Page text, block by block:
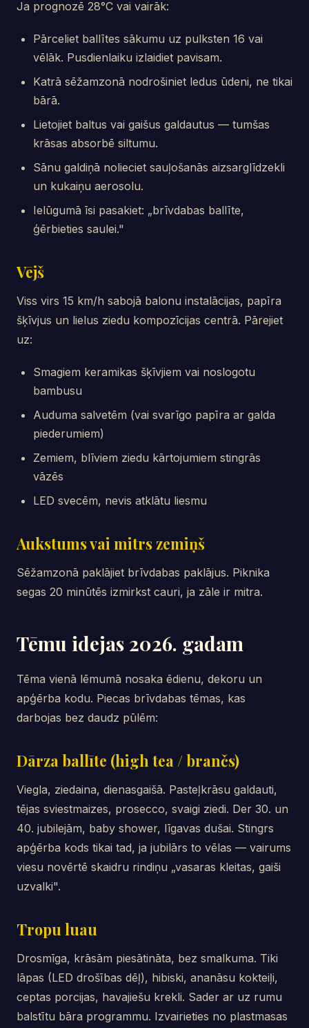
Ja prognozē 28°C vai vairāk:
Pārceliet ballītes sākumu uz pulksten 16 vai
vēlāk. Pusdienlaiku izlaidiet pavisam.
Katrā sēžamzonā nodrošiniet ledus ūdeni, ne tikai
bārā.
Lietojiet baltus vai gaišus galdautus — tumšas
krāsas absorbē siltumu.
Sānu galdiņā nolieciet sauļošanās aizsarglīdzekli
un kukaiņu aerosolu.
Ielūgumā īsi pasakiet: „brīvdabas ballīte,
ģērbieties saulei."
Vējš
Viss virs 15 km/h sabojā balonu instalācijas, papīra
šķīvjus un lielus ziedu kompozīcijas centrā. Pārejiet
uz:
Smagiem keramikas šķīvjiem vai noslogotu
bambusu
Auduma salvetēm (vai svarīgo papīra ar galda
piederumiem)
Zemiem, blīviem ziedu kārtojumiem stingrās
vāzēs
LED svecēm, nevis atklātu liesmu
Aukstums vai mitrs zemiņš
Sēžamzonā paklājiet brīvdabas paklājus. Piknika
segas 20 minūtēs izmirkst cauri, ja zāle ir mitra.
Tēmu idejas 2026. gadam
Tēma vienā lēmumā nosaka ēdienu, dekoru un
apģērba kodu. Piecas brīvdabas tēmas, kas
darbojas bez daudz pūlēm:
Dārza ballīte (high tea / brančs)
Viegla, ziedaina, dienasgaišā. Pasteļkrāsu galdauti,
tējas sviestmaizes, prosecco, svaigi ziedi. Der 30. un
40. jubilejām, baby shower, līgavas dušai. Stingrs
apģērba kods tikai tad, ja jubilārs to vēlas — vairums
viesu novērtē skaidru rindiņu „vasaras kleitas, gaiši
uzvalki".
Tropu luau
Drosmīga, krāsām piesātināta, bez smalkuma. Tiki
lāpas (LED drošības dēļ), hibiski, ananāsu kokteiļi,
ceptas porcijas, havajiešu krekli. Sader ar uz rumu
balstītu bāra programmu. Izvairieties no plastmasas